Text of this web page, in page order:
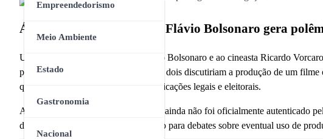
Empreendedorismo
Meio Ambiente
Estado
Gastronomia
Nacional
Áudio vazado envolvendo Flávio Bolsonaro gera
Um áudio atribuído ao senador Flávio Bolsonaro e ao cineasta Ricardo
política. No conteúdo da conversa, os dois discutiriam a produção de um
questionamentos sobre possíveis implicações legais e eleitorais.
Até o momento, o conteúdo do áudio ainda não foi oficialmente autenticado
de adversários políticos e abriu espaço para debates sobre eventual uso de